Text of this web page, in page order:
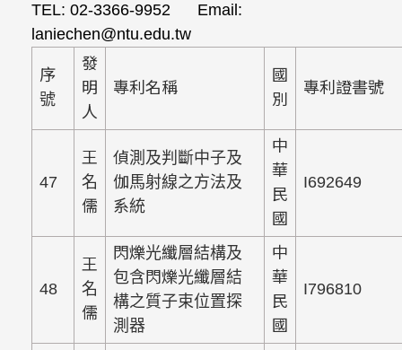
TEL: 02-3366-9952 Email:
laniechen@ntu.edu.tw
序
號
發
明
人
專利名稱
國
別
專利證書號
47
王
名
儒
偵測及判斷中子及
伽馬射線之方法及
系統
中
華
民
國
I692649
48
王
名
儒
閃爍光纖層結構及
包含閃爍光纖層結
構之質子束位置探
測器
中
華
民
國
I796810